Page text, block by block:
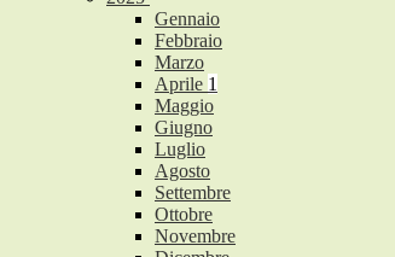
Gennaio
Febbraio
Marzo
Aprile 1
Maggio
Giugno
Luglio
Agosto
Settembre
Ottobre
Novembre